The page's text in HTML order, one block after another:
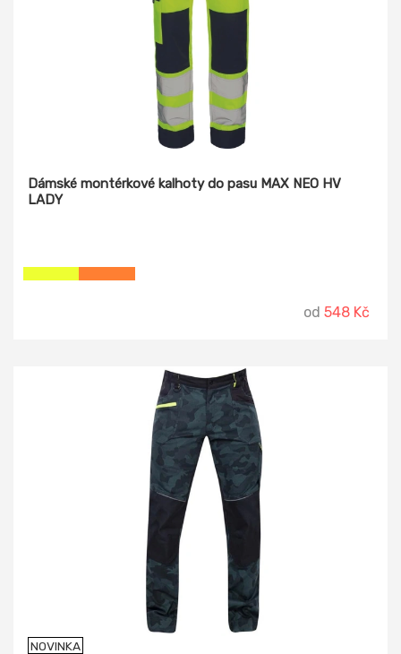
Dámské montérkové kalhoty do pasu MAX NEO HV
LADY
od 548 Kč
NOVINKA